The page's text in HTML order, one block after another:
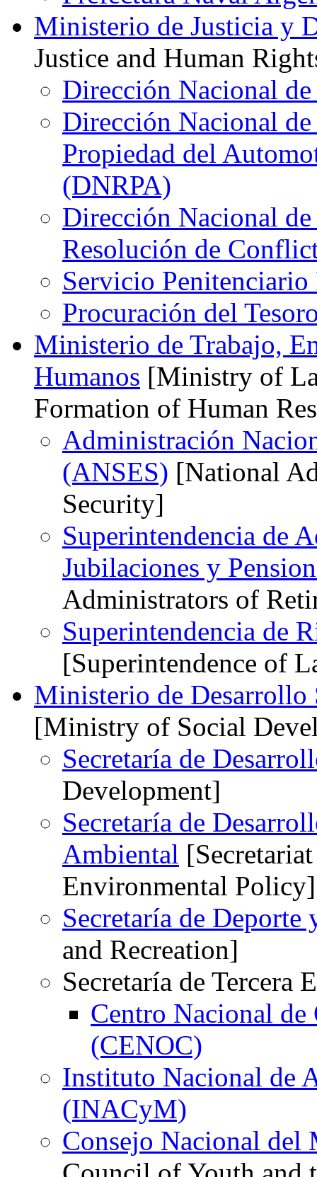
Ministerio de Justicia y
Justice and Human
Dirección Nacional
Dirección Nacional
Propiedad del
(DNRPA)
Dirección Nacional
Resolución de
Servicio Penitenciario
Procuración del
Ministerio de Trabajo,
Humanos [Ministry of
Formation of Human
Administración
(ANSES) [National
Security]
Superintendencia de
Jubilaciones y
Administrators of
Superintendencia de
[Superintendence of
Ministerio de
[Ministry of Social
Secretaría de
Development]
Secretaría de
Ambiental
Environmental Policy]
Secretaría de Deporte
and Recreation]
Secretaría de Tercera
Centro Nacional de
(CENOC)
Instituto Nacional de
(INACyM)
Consejo Nacional del